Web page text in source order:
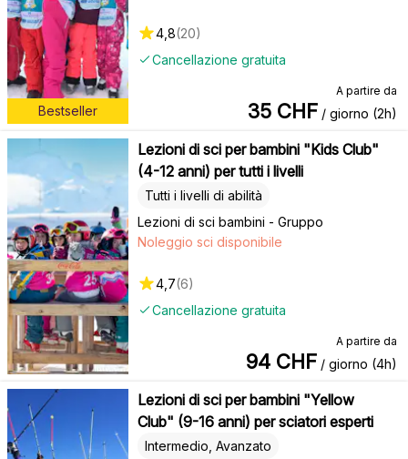
Bestseller
Cancellazione gratuita
4,8(20)
A partire da
35 CHF / giorno (2h)
Lezioni di sci per bambini "Kids Club"
(4-12 anni) per tutti i livelli
Lezioni di sci bambini - Gruppo
Tutti i livelli di abilità
Cancellazione gratuita
Noleggio sci disponibile
4,7(6)
A partire da
94 CHF / giorno (4h)
Lezioni di sci per bambini "Yellow
Club" (9-16 anni) per sciatori esperti
Intermedio, Avanzato